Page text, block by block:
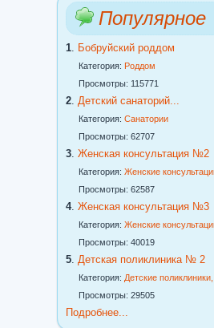
Популярное
1. Бобруйский роддом
Категория: Роддом
Просмотры: 115771
2. Детский санаторий...
Категория: Санатории
Просмотры: 62707
3. Женская консультация №2
Категория: Женские
Просмотры: 62587
4. Женская консультация №3
Категория: Женские
Просмотры: 40019
5. Детская поликлиника № 2
Категория: Детские
Просмотры: 29505
Подробнее...